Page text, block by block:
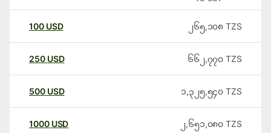
100 USD ၂၆၅,၁၀၈ TZS
250 USD ၆၆၂,၇၇၀ TZS
500 USD ၁,၃၂၅,၅၄၀ TZS
1000 USD ၂,၆၅၁,၀၈၀ TZS